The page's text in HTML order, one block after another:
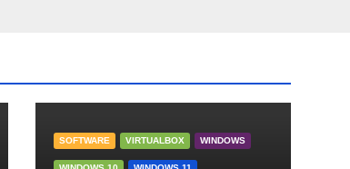
SOFTWARE VIRTUALBOX WINDOWS